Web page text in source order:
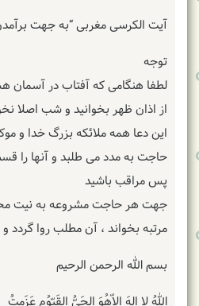
آیت الکرسی مغربی “به جهت
توجه
لطفا هنگامی که آفتاب در آسمان
از اذان ظهر بخوانید و شب اصلا
این دعا همه ملائکه بزرگ خدا و
حاجت به مدد می طلبد و آنها را
پس مراقب باشید
مرتبه بخواند ، آن مطلب روا
بسم الله الرحمن الرحیم